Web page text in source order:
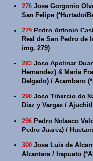
276 Jose Gorgonio
San Felipe (*Hurtado/
279 Pedro Antonio
Real de San Pedro de
img. 279)
283 Jose Apolinar
Hernandez) & Maria
Delgado) / Acambaro
290 Jose Tiburcio de
Diaz y Vargas /
296 Pedro Nolasco
Pedro Juarez) /
300 Jose Luis de
Alcantara / Irapuato